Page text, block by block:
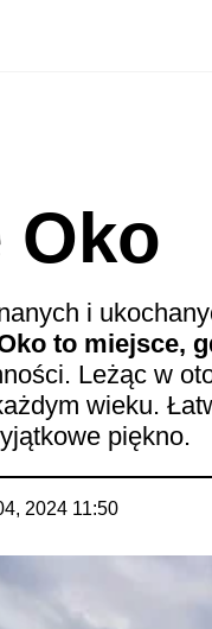
Oko
i
to miejsce,
Leżąc w
wieku.
piękno.
2024 11:50